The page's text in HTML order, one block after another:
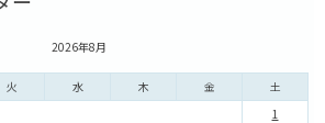
2026年8月
火 水 木 金 土
1